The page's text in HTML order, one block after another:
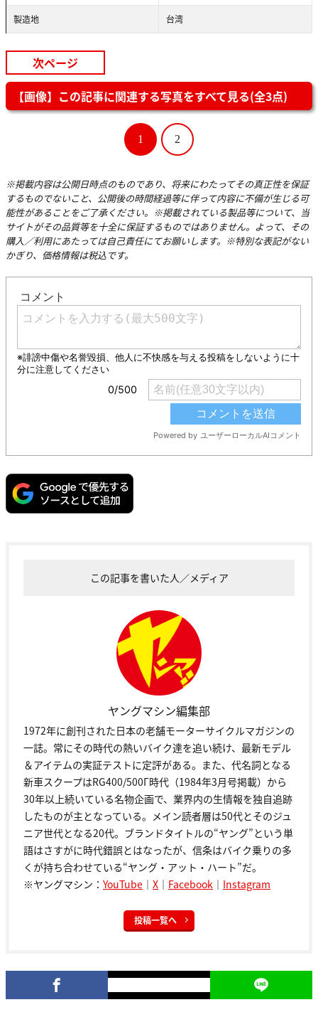
製造地 台湾
次ページ
【画像】この記事に関連する写真をすべて見る(全3点)
1 2
※掲載内容は公開日時点のものであり、将来にわたってその真正性を保証
するものでないこと、公開後の時間経過等に伴って内容に不備が生じる可
能性があることをご了承ください。※掲載されている製品等について、当
サイトがその品質等を十全に保証するものではありません。よって、その
購入／利用にあたっては自己責任にてお願いします。※特別な表記がない
かぎり、価格情報は税込です。
この記事を書いた人／メディア
ヤングマシン編集部
1972年に創刊された日本の老舗モーターサイクルマガジンの
一誌。常にその時代の熱いバイク達を追い続け、最新モデル
＆アイテムの実証テストに定評がある。また、代名詞となる
新車スクープはRG400/500Γ時代（1984年3月号掲載）から
30年以上続いている名物企画で、業界内の生情報を独自追跡
したものが主となっている。メイン読者層は50代とそのジュ
ニア世代となる20代。ブランドタイトルの“ヤング”という単
語はさすがに時代錯誤とはなったが、信条はバイク乗りの多
くが持ち合わせている“ヤング・アット・ハート”だ。
※ヤングマシン： YouTube ｜ X ｜ Facebook ｜ Instagram
投稿一覧へ